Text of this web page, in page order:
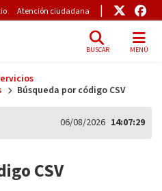
Header
Atención ciudadana Enlace
BUSCAR MENÚ
Búsqueda por código CSV
06/08/2026 14:07:29
CSV